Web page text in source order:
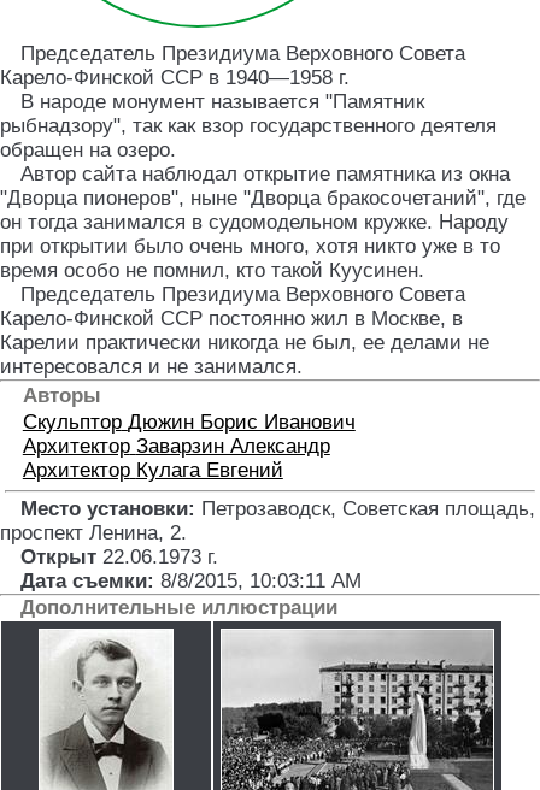
Председатель Президиума Верховного Совета
Карело-Финской ССР в 1940—1958 г.
В народе монумент называется "Памятник
рыбнадзору", так как взор государственного деятеля
обращен на озеро.
Автор сайта наблюдал открытие памятника из окна
"Дворца пионеров", ныне "Дворца бракосочетаний", где
он тогда занимался в судомодельном кружке. Народу
при открытии было очень много, хотя никто уже в то
время особо не помнил, кто такой Куусинен.
Председатель Президиума Верховного Совета
Карело-Финской ССР постоянно жил в Москве, в
Карелии практически никогда не был, ее делами не
интересовался и не занимался.
Авторы
Скульптор Дюжин Борис Иванович
Архитектор Заварзин Александр
Архитектор Кулага Евгений
Место установки: Петрозаводск, Советская площадь,
проспект Ленина, 2.
Открыт 22.06.1973 г.
Дата съемки: 8/8/2015, 10:03:11 AM
Дополнительные иллюстрации